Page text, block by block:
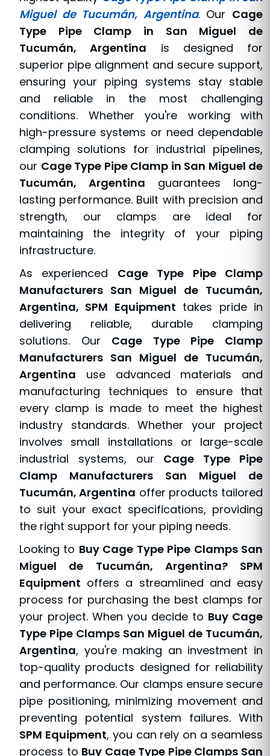
Miguel de Tucumán, Argentina. Our Cage
Type Pipe Clamp in San Miguel de
Tucumán, Argentina is designed for
superior pipe alignment and secure support,
ensuring your piping systems stay stable
and reliable in the most challenging
conditions. Whether you're working with
high-pressure systems or need dependable
clamping solutions for industrial pipelines,
our Cage Type Pipe Clamp in San Miguel de
Tucumán, Argentina guarantees long-
lasting performance. Built with precision and
strength, our clamps are ideal for
maintaining the integrity of your piping
infrastructure.
As experienced Cage Type Pipe Clamp
Manufacturers San Miguel de Tucumán,
Argentina, SPM Equipment takes pride in
delivering reliable, durable clamping
solutions. Our Cage Type Pipe Clamp
Manufacturers San Miguel de Tucumán,
Argentina use advanced materials and
manufacturing techniques to ensure that
every clamp is made to meet the highest
industry standards. Whether your project
involves small installations or large-scale
industrial systems, our Cage Type Pipe
Clamp Manufacturers San Miguel de
Tucumán, Argentina offer products tailored
to suit your exact specifications, providing
the right support for your piping needs.
Looking to Buy Cage Type Pipe Clamps San
Miguel de Tucumán, Argentina? SPM
Equipment offers a streamlined and easy
process for purchasing the best clamps for
your project. When you decide to Buy Cage
Type Pipe Clamps San Miguel de Tucumán,
Argentina, you're making an investment in
top-quality products designed for reliability
and performance. Our clamps ensure secure
pipe positioning, minimizing movement and
preventing potential system failures. With
SPM Equipment, you can rely on a seamless
process to Buy Cage Type Pipe Clamps San